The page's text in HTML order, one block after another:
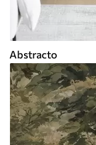
Abstracto